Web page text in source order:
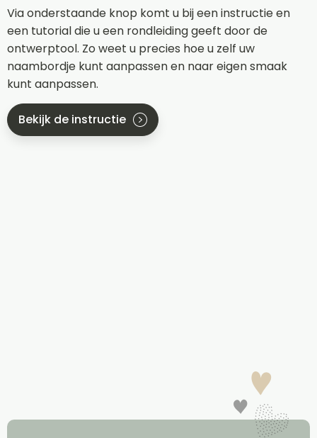
Via onderstaande knop komt u bij een instructie en
een tutorial die u een rondleiding geeft door de
ontwerptool. Zo weet u precies hoe u zelf uw
naambordje kunt aanpassen en naar eigen smaak
kunt aanpassen.
Bekijk de instructie